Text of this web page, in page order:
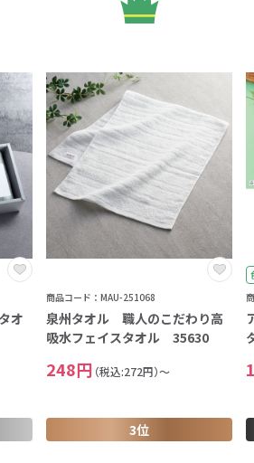
オ
商品コード：MAU-251068
泉州タオル 職人のこだわり高
吸水フェイスタオル 35630
248円 （税込:272円）～
3位